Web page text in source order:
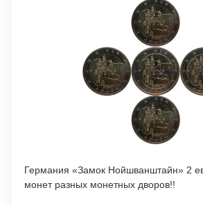
Германия «Замок Нойшванштайн» 2
монет разных монетных дворов!!